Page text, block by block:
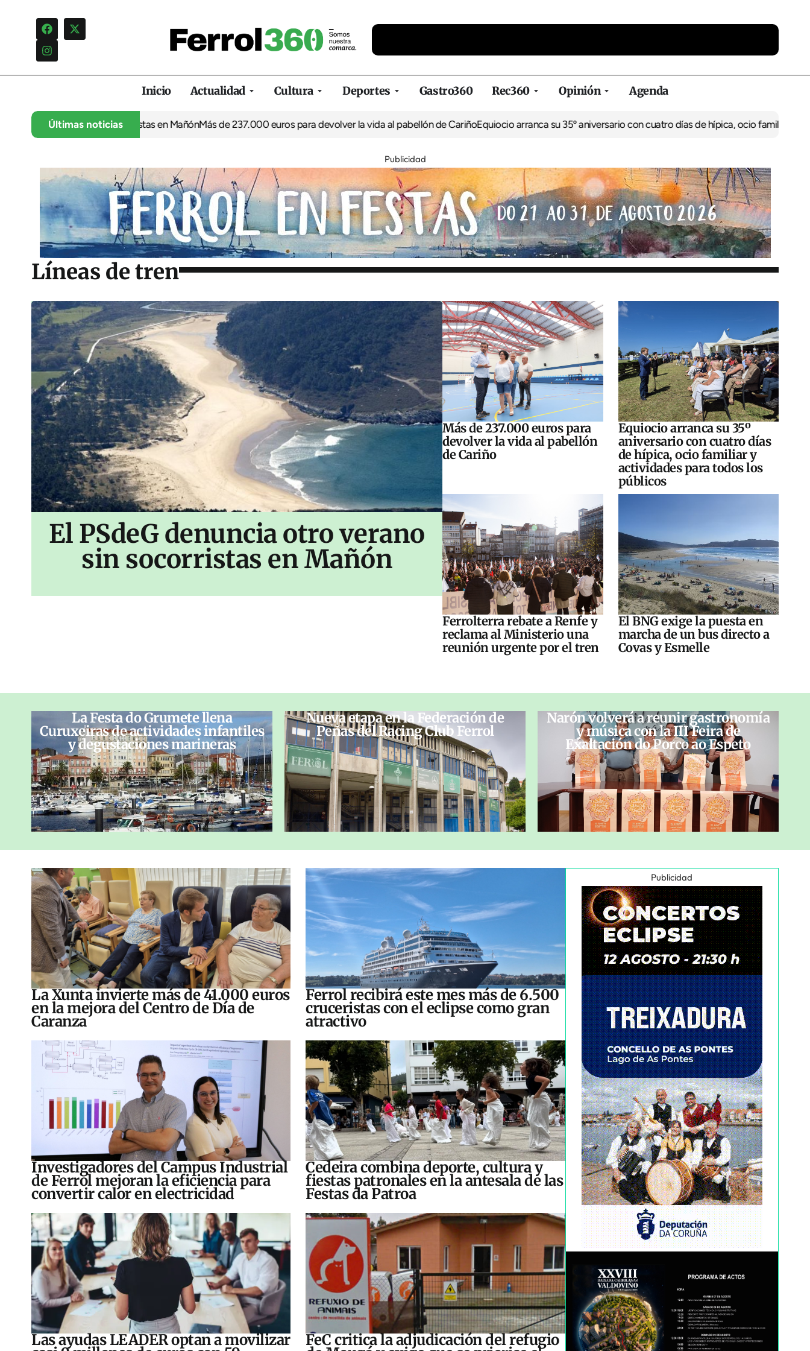
Inicio Actualidad Cultura Deportes Gastro360 Rec360 Opinión Agenda
Últimas noticias
verano sin socorristas en MañónMás de 237.000 euros para devolver la vida al pabellón de CariñoEquiocio arranca su 35º aniversario con cuatro días de hípica, ocio familiar y
Publicidad
Líneas de tren
El PSdeG denuncia otro verano
sin socorristas en Mañón
Más de 237.000 euros para
devolver la vida al pabellón
de Cariño
Equiocio arranca su 35º
aniversario con cuatro días
de hípica, ocio familiar y
actividades para todos los
públicos
Ferrolterra rebate a Renfe y
reclama al Ministerio una
reunión urgente por el tren
El BNG exige la puesta en
marcha de un bus directo a
Covas y Esmelle
La Festa do Grumete llena
Curuxeiras de actividades infantiles
y degustaciones marineras
Nueva etapa en la Federación de
Peñas del Racing Club Ferrol
Narón volverá a reunir gastronomía
y música con la III Feira de
Exaltación do Porco ao Espeto
La Xunta invierte más de 41.000 euros
en la mejora del Centro de Día de
Caranza
Ferrol recibirá este mes más de 6.500
cruceristas con el eclipse como gran
atractivo
Investigadores del Campus Industrial
de Ferrol mejoran la eficiencia para
convertir calor en electricidad
Cedeira combina deporte, cultura y
fiestas patronales en la antesala de las
Festas da Patroa
Las ayudas LEADER optan a movilizar FeC critica la adjudicación del refugio
Publicidad